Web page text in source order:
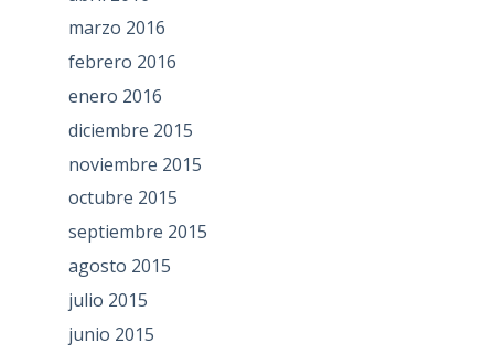
marzo 2016
febrero 2016
enero 2016
diciembre 2015
noviembre 2015
octubre 2015
septiembre 2015
agosto 2015
julio 2015
junio 2015